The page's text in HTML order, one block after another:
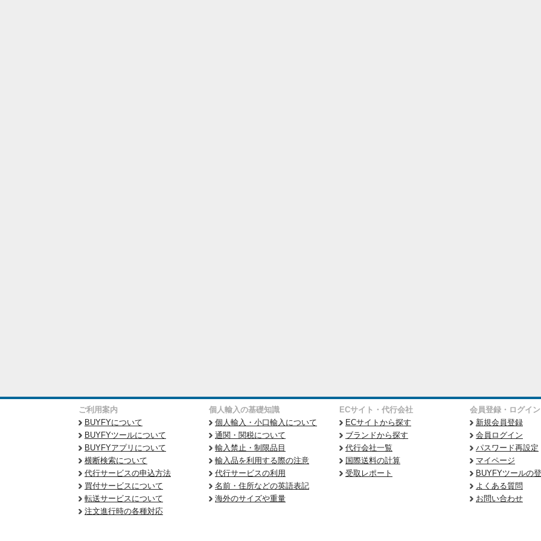
ご利用案内
BUYFYについて
BUYFYツールについて
BUYFYアプリについて
横断検索について
代行サービスの申込方法
買付サービスについて
転送サービスについて
注文進行時の各種対応
個人輸入の基礎知識
個人輸入・小口輸入について
通関・関税について
輸入禁止・制限品目
輸入品を利用する際の注意
代行サービスの利用
名前・住所などの英語表記
海外のサイズや重量
ECサイト・代行会社
ECサイトから探す
ブランドから探す
代行会社一覧
国際送料の計算
受取レポート
会員登録・ログイン
新規会員登録
会員ログイン
パスワード再設定
マイページ
BUYFYツールの
よくある質問
お問い合わせ